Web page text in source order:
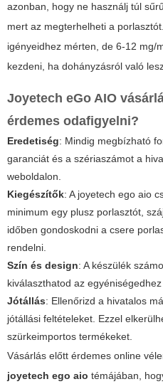
azonban, hogy ne használj túl
mert az megterhelheti a
igényeidhez mérten, de 6-12 mg/
kezdeni, ha dohányzásról való
Joyetech eGo AIO
érdemes odafigyelni?
Eredetiség: Mindig megbízható
garanciát és a szériaszámot a
weboldalon.
Kiegészítők: Ajoyetech ego aio
minimum egy plusz porlasztót,
időben gondoskodni a csere
rendelni.
Szín és design: A készülék
kiválaszthatod az egyéniségedhez
Jótállás: Ellenőrizd a hivatalos
jótállási feltételeket. Ezzel
szürkeimportos termékeket.
Vásárlás előtt érdemes online
joyetech ego aio témájában,